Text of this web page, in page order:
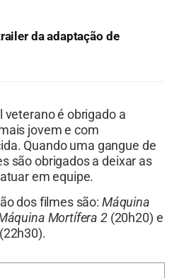
da adaptação de
veterano é obrigado a
jovem e com
Quando uma gangue de
são obrigados a deixar as
em equipe.
dos filmes são: Máquina
Mortífera 2(20h20) e
(22h30).